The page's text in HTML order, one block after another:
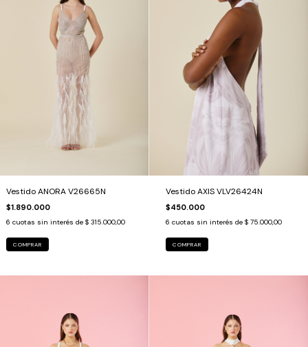
Vestido ANORA V26665N
$1.890.000
6 cuotas sin interés de $ 315.000,00
COMPRAR
Vestido AXIS VLV26424N
$450.000
6 cuotas sin interés de $ 75.000,00
COMPRAR